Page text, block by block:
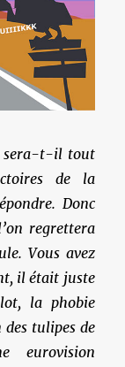
sera-t-il tout
de la
Donc
regrettera
Vous avez
il était juste
la phobie
tulipes de
eurovision